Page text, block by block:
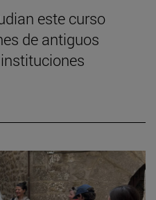
este curso
de antiguos